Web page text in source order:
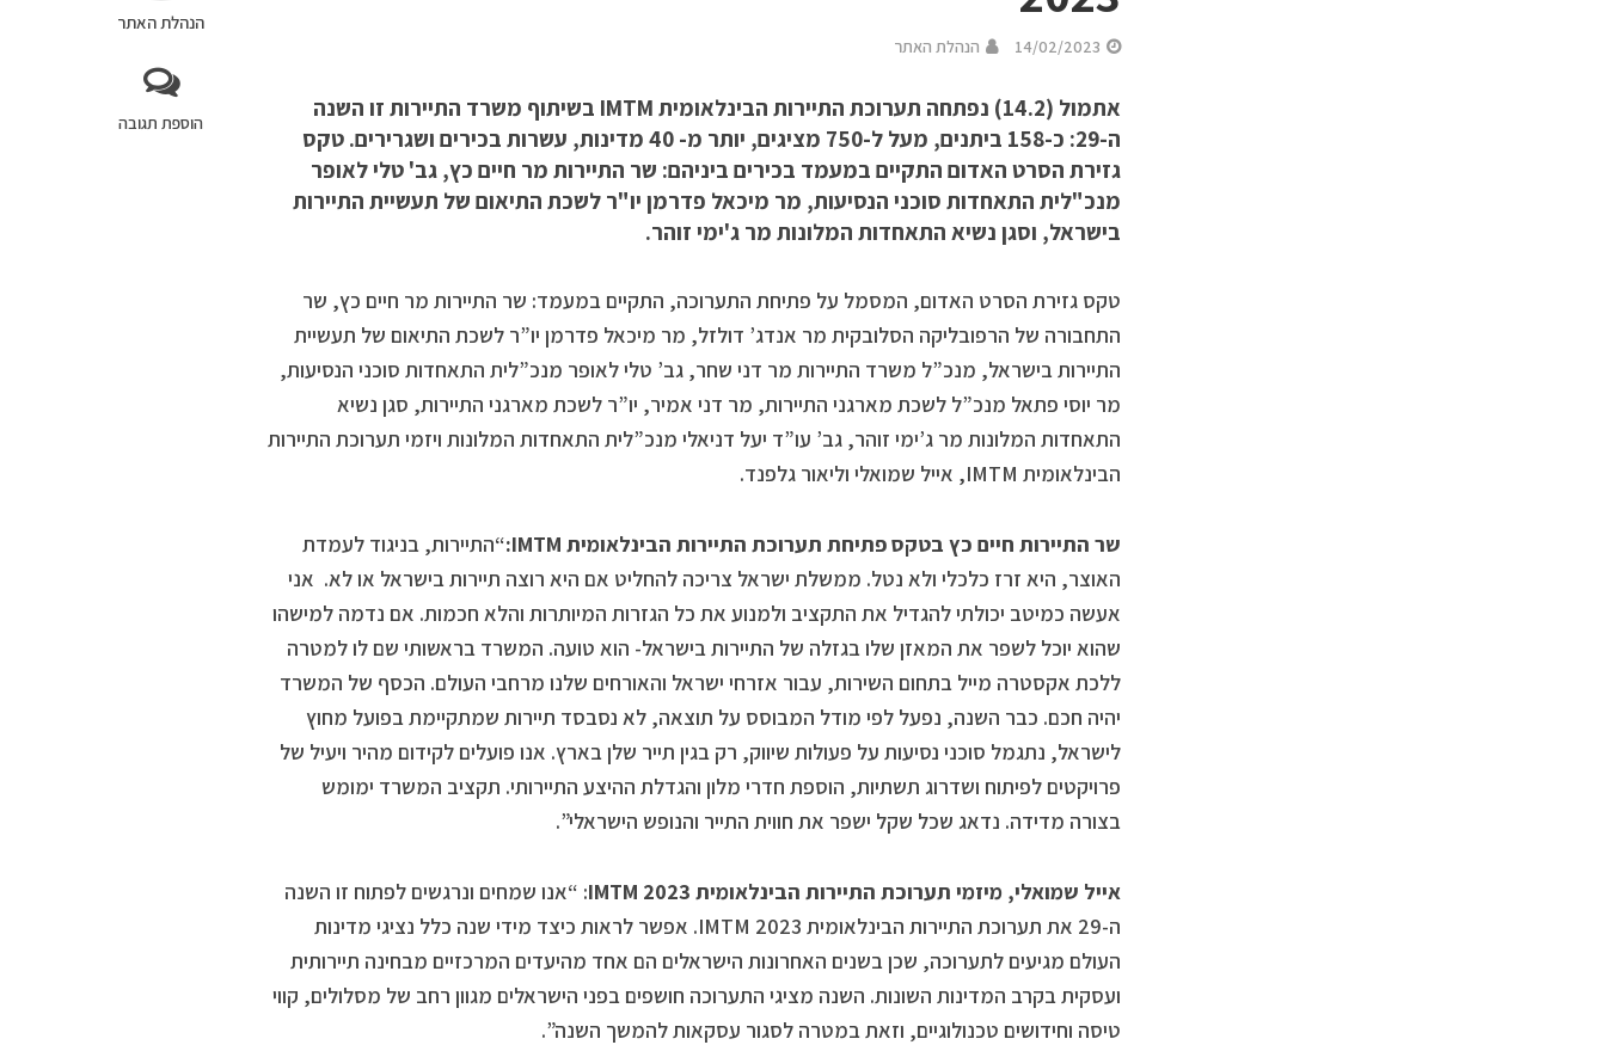
הנהלת האתר
הוספת תגובה
14/02/2023 הנהלת האתר
אתמול (14.2) נפתחה תערוכת התיירות הבינלאומית IMTM בשיתוף משרד התיירות זו השנה
ה-29: כ-158 ביתנים, מעל ל-750 מציגים, יותר מ- 40 מדינות, עשרות בכירים ושגרירים. טקס
גזירת הסרט האדום התקיים במעמד בכירים ביניהם: שר התיירות מר חיים כץ, גב' טלי לאופר
מנכ"לית התאחדות סוכני הנסיעות, מר מיכאל פדרמן יו"ר לשכת התיאום של תעשיית התיירות
בישראל, וסגן נשיא התאחדות המלונות מר ג'ימי זוהר.
טקס גזירת הסרט האדום, המסמל על פתיחת התערוכה, התקיים במעמד: שר התיירות מר חיים כץ, שר
התחבורה של הרפובליקה הסלובקית מר אנדג’ דולזל, מר מיכאל פדרמן יו”ר לשכת התיאום של תעשיית
התיירות בישראל, מנכ”ל משרד התיירות מר דני שחר, גב’ טלי לאופר מנכ”לית התאחדות סוכני הנסיעות,
מר יוסי פתאל מנכ”ל לשכת מארגני התיירות, מר דני אמיר, יו”ר לשכת מארגני התיירות, סגן נשיא
התאחדות המלונות מר ג’ימי זוהר, גב’ עו”ד יעל דניאלי מנכ”לית התאחדות המלונות ויזמי תערוכת התיירות
הבינלאומית IMTM, אייל שמואלי וליאור גלפנד.
שר התיירות חיים כץ בטקס פתיחת תערוכת התיירות הבינלאומית IMTM
:“התיירות, בניגוד לעמדת
האוצר, היא זרז כלכלי ולא נטל. ממשלת ישראל צריכה להחליט אם היא רוצה תיירות בישראל או לא. אני
אעשה כמיטב יכולתי להגדיל את התקציב ולמנוע את כל הגזרות המיותרות והלא חכמות. אם נדמה למישהו
שהוא יוכל לשפר את המאזן שלו בגזלה של התיירות בישראל- הוא טועה. המשרד בראשותי שם לו למטרה
ללכת אקסטרה מייל בתחום השירות, עבור אזרחי ישראל והאורחים שלנו מרחבי העולם. הכסף של המשרד
יהיה חכם. כבר השנה, נפעל לפי מודל המבוסס על תוצאה, לא נסבסד תיירות שמתקיימת בפועל מחוץ
לישראל, נתגמל סוכני נסיעות על פעולות שיווק, רק בגין תייר שלן בארץ. אנו פועלים לקידום מהיר ויעיל של
פרויקטים לפיתוח ושדרוג תשתיות, הוספת חדרי מלון והגדלת ההיצע התיירותי. תקציב המשרד ימומש
בצורה מדידה. נדאג שכל שקל ישפר את חווית התייר והנופש הישראלי”.
אייל שמואלי, מיזמי תערוכת התיירות הבינלאומית IMTM 2023: “אנו שמחים ונרגשים לפתוח זו השנה
ה-29 את תערוכת התיירות הבינלאומית IMTM 2023. אפשר לראות כיצד מידי שנה כלל נציגי מדינות
העולם מגיעים לתערוכה, שכן בשנים האחרונות הישראלים הם אחד מהיעדים המרכזיים מבחינה תיירותית
ועסקית בקרב המדינות השונות. השנה מציגי התערוכה חושפים בפני הישראלים מגוון רחב של מסלולים, קווי
טיסה וחידושים טכנולוגיים, וזאת במטרה לסגור עסקאות להמשך השנה”.